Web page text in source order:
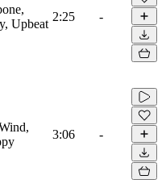
Upbeat
2:25 -
3:06 -